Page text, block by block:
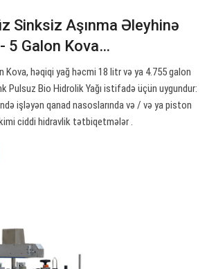
Sinksiz Aşınma Əleyhinə
5 Galon Kova…
Kova, həqiqi yağ həcmi 18 litr və ya 4.755 galon
Pulsuz Bio Hidrolik Yağı istifadə üçün uygundur:
işləyən qanad nasoslarında və / və ya piston
ciddi hidravlik tətbiqetmələr .